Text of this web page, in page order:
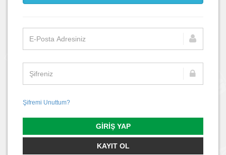
Şifremi Unuttum?
GIRIŞ YAP
KAYIT OL